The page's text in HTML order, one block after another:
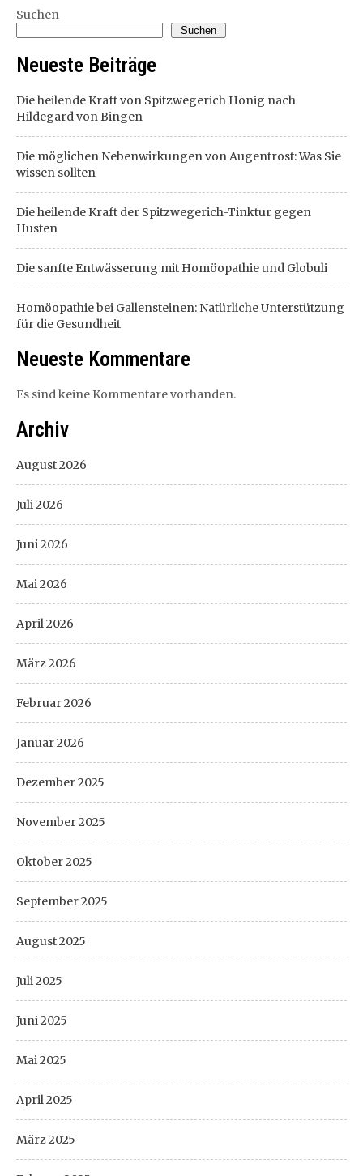
Suchen
Suchen
Neueste Beiträge
Die heilende Kraft von Spitzwegerich Honig nach
Hildegard von Bingen
Die möglichen Nebenwirkungen von Augentrost: Was Sie
wissen sollten
Die heilende Kraft der Spitzwegerich-Tinktur gegen
Husten
Die sanfte Entwässerung mit Homöopathie und Globuli
Homöopathie bei Gallensteinen: Natürliche Unterstützung
für die Gesundheit
Neueste Kommentare
Es sind keine Kommentare vorhanden.
Archiv
August 2026
Juli 2026
Juni 2026
Mai 2026
April 2026
März 2026
Februar 2026
Januar 2026
Dezember 2025
November 2025
Oktober 2025
September 2025
August 2025
Juli 2025
Juni 2025
Mai 2025
April 2025
März 2025